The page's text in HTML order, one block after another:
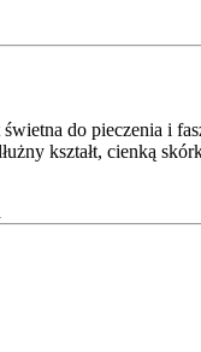
świetna do pieczenia i
kształt, cienką